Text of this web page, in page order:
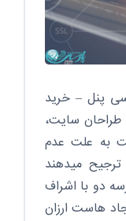
پنل – خرید
سایت،
به علت عدم
میدهند
دو با اشراف
هاست ارزان